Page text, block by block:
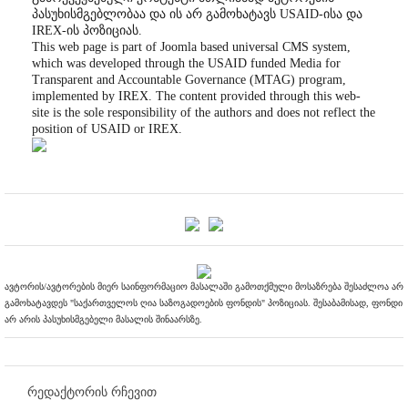
პასუხისმგებლობაა და ის არ გამოხატავს USAID-ისა და
IREX-ის პოზიციას.
This web page is part of Joomla based universal CMS system,
which was developed through the USAID funded Media for
Transparent and Accountable Governance (MTAG) program,
implemented by IREX. The content provided through this web-
site is the sole responsibility of the authors and does not reflect the
position of USAID or IREX.
ავტორის/ავტორების მიერ საინფორმაციო მასალაში გამოთქმული მოსაზრება შესაძლოა არ
გამოხატავდეს "საქართველოს ღია საზოგადოების ფონდის" პოზიციას. შესაბამისად, ფონდი
არ არის პასუხისმგებელი მასალის შინაარსზე.
რედაქტორის რჩევით